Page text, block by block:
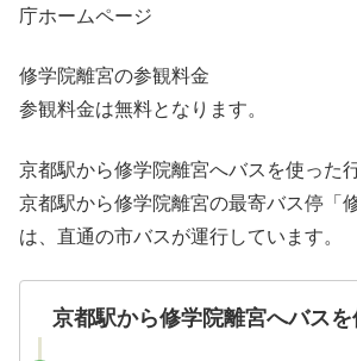
庁ホームページ
修学院離宮の参観料金
参観料金は無料となります。
京都駅から修学院離宮へバスを使った
京都駅から修学院離宮の最寄バス停「
は、直通の市バスが運行しています。
京都駅から修学院離宮へバス